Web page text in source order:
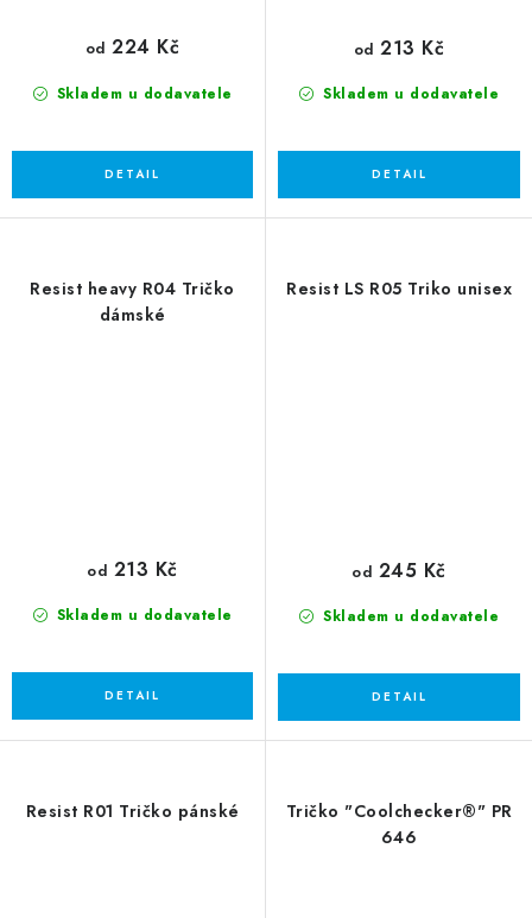
Skladem u dodavatele
od 224 Kč
Skladem u dodavatele
od 213 Kč
Resist heavy R04 Tričko
dámské
Skladem u dodavatele
od 213 Kč
Resist LS R05 Triko unisex
Skladem u dodavatele
od 245 Kč
Resist R01 Tričko pánské
Tričko "Coolchecker®" PR
646